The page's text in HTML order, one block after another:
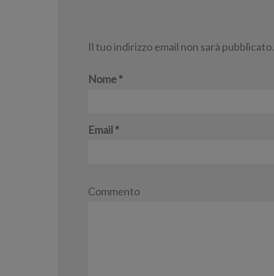
Il tuo indirizzo email non sarà pubblicato.
Nome*
Email*
Commento